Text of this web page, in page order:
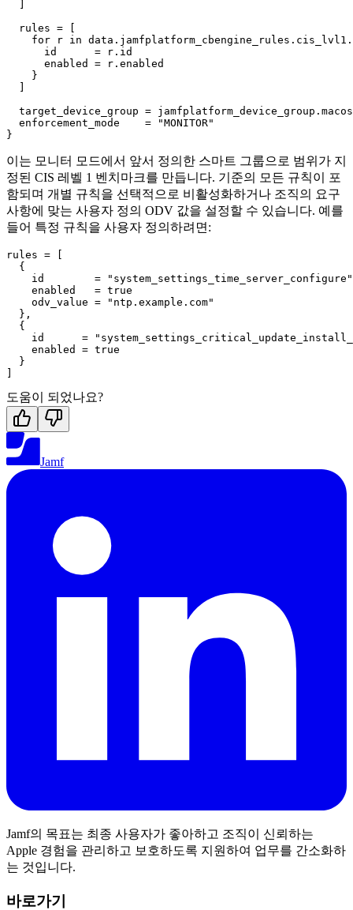
  rules = [
for r in
      id      = r.id
      enabled = r.enabled
    }
target_device_group =
  enforcement_mode    = "MONITOR"
이는 모니터 모드에서 앞서 정의한 스마트 그룹으로 범위가 지
정된 CIS 레벨 1 벤치마크를 만듭니다. 기준의 모든 규칙이 포
함되며 개별 규칙을 선택적으로 비활성화하거나 조직의 요구
사항에 맞는 사용자 정의 ODV 값을 설정할 수 있습니다. 예를
들어 특정 규칙을 사용자 정의하려면:
rules = [
  {
    id        = "system_settings_time_server_configure"
    enabled   = true
    odv_value = "ntp.example.com"
  },
  {
id      =
    enabled = true
  }
도움이 되었나요?
Jamf
Jamf의 목표는 최종 사용자가 좋아하고 조직이 신뢰하는
Apple 경험을 관리하고 보호하도록 지원하여 업무를 간소화하
는 것입니다.
바로가기